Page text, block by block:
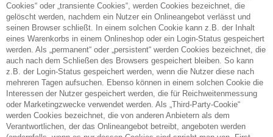
Cookies“ oder „transiente Cookies“, werden Cookies bezeichnet, die
gelöscht werden, nachdem ein Nutzer ein Onlineangebot verlässt und
seinen Browser schließt. In einem solchen Cookie kann z.B. der Inhalt
eines Warenkorbs in einem Onlineshop oder ein Login-Status gespeichert
werden. Als „permanent“ oder „persistent“ werden Cookies bezeichnet, die
auch nach dem Schließen des Browsers gespeichert bleiben. So kann
z.B. der Login-Status gespeichert werden, wenn die Nutzer diese nach
mehreren Tagen aufsuchen. Ebenso können in einem solchen Cookie die
Interessen der Nutzer gespeichert werden, die für Reichweitenmessung
oder Marketingzwecke verwendet werden. Als „Third-Party-Cookie“
werden Cookies bezeichnet, die von anderen Anbietern als dem
Verantwortlichen, der das Onlineangebot betreibt, angeboten werden